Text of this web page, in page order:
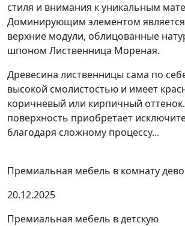
стиля и внимания к уникальным
Доминирующим элементом
верхние модули, облицованные
шпоном Лиственница Мореная.
Древесина лиственницы сама по
высокой смолистостью и имеет
коричневый или кирпичный
поверхность приобретает
благодаря сложному процессу...
Премиальная мебель в комнату
20.12.2025
Премиальная мебель в детскую